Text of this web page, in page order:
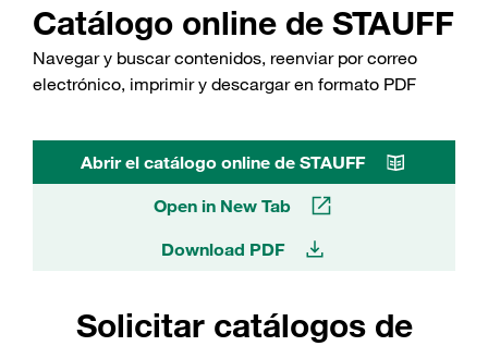
Catálogo online de STAUFF
Navegar y buscar contenidos, reenviar por correo
electrónico, imprimir y descargar en formato PDF
Abrir el catálogo online de STAUFF
Open in New Tab
Download PDF
Solicitar catálogos de